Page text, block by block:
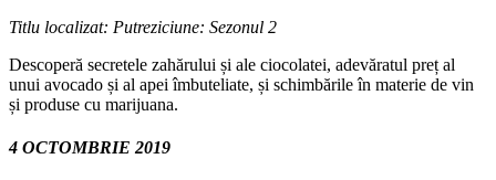
Titlu localizat: Putreziciune: Sezonul 2
Descoperă secretele zahărului și ale ciocolatei, adevăratul preț al
unui avocado și al apei îmbuteliate, și schimbările în materie de vin
și produse cu marijuana.
4 OCTOMBRIE 2019